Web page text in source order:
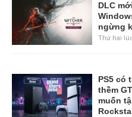
DLC
ngừng
Thứ hai
PS5 có
thềm
muốn